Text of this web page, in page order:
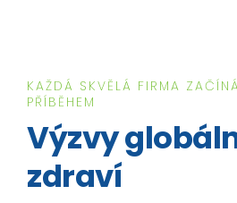
Deus
Naším posláním je
dokonalý životní styl -
KAŽDÁ SKVĚLÁ FIRMA
PŘÍBĚHEM
Výzvy
zdraví